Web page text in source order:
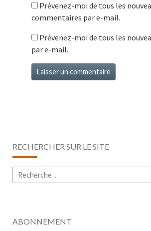
Prévenez-moi de tous les
commentaires par e-mail.
Prévenez-moi de tous les
par e-mail.
RECHERCHER SUR LE SITE
Rechercher :
ABONNEMENT